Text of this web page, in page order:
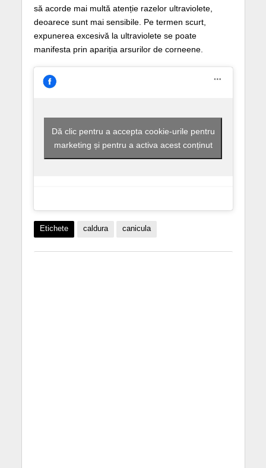
să acorde mai multă atenție razelor ultraviolete,
deoarece sunt mai sensibile. Pe termen scurt,
expunerea excesivă la ultraviolete se poate
manifesta prin apariția arsurilor de corneene.
Dă clic pentru a accepta cookie-urile pentru
marketing și pentru a activa acest conținut
Etichete caldura canicula